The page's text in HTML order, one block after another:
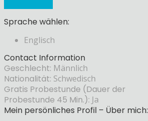
Sprache wählen:
Englisch
Contact Information
Geschlecht: Männlich
Nationalität: Schwedisch
Gratis Probestunde (Dauer der
Probestunde 45 Min.): Ja
Mein persönliches Profil – Über mich: